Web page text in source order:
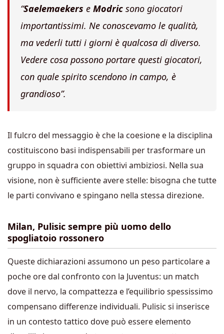
“Saelemaekers e Modric sono giocatori
importantissimi. Ne conoscevamo le qualità,
ma vederli tutti i giorni è qualcosa di diverso.
Vedere cosa possono portare questi giocatori,
con quale spirito scendono in campo, è
grandioso”.
Il fulcro del messaggio è che la coesione e la disciplina
costituiscono basi indispensabili per trasformare un
gruppo in squadra con obiettivi ambiziosi. Nella sua
visione, non è sufficiente avere stelle: bisogna che tutte
le parti convivano e spingano nella stessa direzione.
Milan, Pulisic sempre più uomo dello
spogliatoio rossonero
Queste dichiarazioni assumono un peso particolare a
poche ore dal confronto con la Juventus: un match
dove il nervo, la compattezza e l’equilibrio spessissimo
compensano differenze individuali. Pulisic si inserisce
in un contesto tattico dove può essere elemento